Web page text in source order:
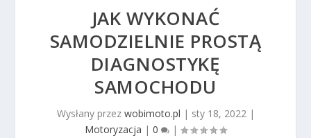
JAK WYKONAĆ
SAMODZIELNIE PROSTĄ
DIAGNOSTYKĘ
SAMOCHODU
Wysłany przez wobimoto.pl | sty 18, 2022|
Motoryzacja | 0 |